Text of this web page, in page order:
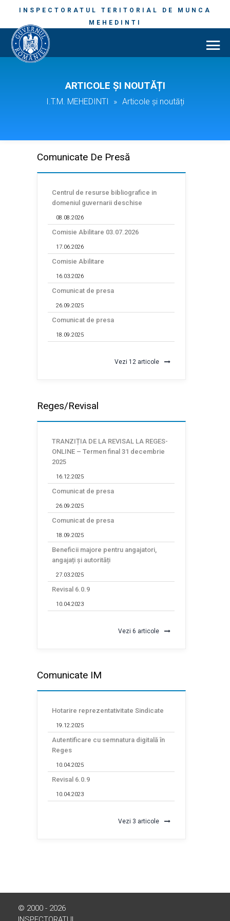
INSPECTORATUL TERITORIAL DE MUNCA
MEHEDINTI
ARTICOLE ȘI NOUTĂȚI
I.T.M. MEHEDINTI » Articole și noutăți
Comunicate De Presă
Centrul de resurse bibliografice in
domeniul guvernarii deschise
08.08.2026
Comisie Abilitare 03.07.2026
17.06.2026
Comisie Abilitare
16.03.2026
Comunicat de presa
26.09.2025
Comunicat de presa
18.09.2025
Vezi 12 articole
Reges/Revisal
TRANZIȚIA DE LA REVISAL LA REGES-
ONLINE – Termen final 31 decembrie
2025
16.12.2025
Comunicat de presa
26.09.2025
Comunicat de presa
18.09.2025
Beneficii majore pentru angajatori,
angajați și autorități
27.03.2025
Revisal 6.0.9
10.04.2023
Vezi 6 articole
Comunicate IM
Hotarire reprezentativitate Sindicate
19.12.2025
Autentificare cu semnatura digitală în
Reges
10.04.2025
Revisal 6.0.9
10.04.2023
Vezi 3 articole
© 2000 - 2026